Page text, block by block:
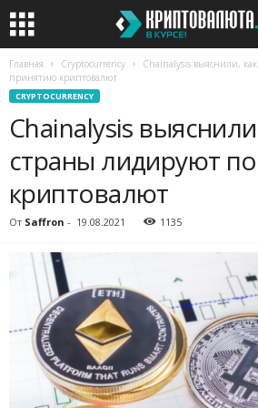
Главная Cryptocurrency
Chainalysis выяснили,
принятию криптовалют
CRYPTOCURRENCY
Chainalysis
страны лидируют
криптовалют
От Saffron - 19.08.2021 1135